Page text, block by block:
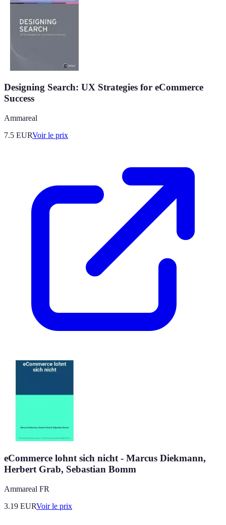
Designing Search: UX Strategies for eCommerce
Success
Ammareal
7.5 EURVoir le prix
eCommerce lohnt sich nicht - Marcus Diekmann,
Herbert Grab, Sebastian Bomm
Ammareal FR
3.19 EURVoir le prix